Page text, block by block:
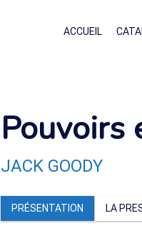
ACCUEIL
Pouvoirs
JACK GOODY
PRÉSENTATION LA